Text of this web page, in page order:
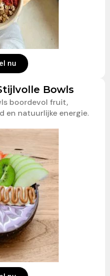
nu
Bowls
boordevol fruit,
en natuurlijke energie.